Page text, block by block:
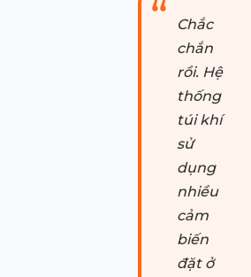
Chắc
chắn
rồi. Hệ
thống
túi khí
sử
dụng
nhiều
cảm
biến
đặt ở